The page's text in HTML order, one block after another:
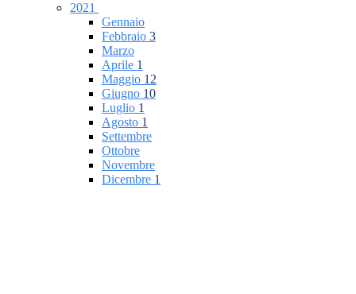
2021
Gennaio
Febbraio 3
Marzo
Aprile 1
Maggio 12
Giugno 10
Luglio 1
Agosto 1
Settembre
Ottobre
Novembre
Dicembre 1